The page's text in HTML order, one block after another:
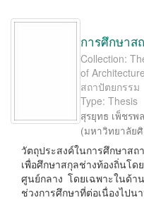
การศึกษาส
Collection:
of
สถาปัตยกรรม
Type: Thesis
สุรยุทธ เพ็ชรพ
(มหาวิทยาลัย
วัตถุประสงค์ในการศึกษาส
เพื่อศึกษาสกุลช่างท้องถิ่นโด
ศูนย์กลาง โดยเฉพาะในด้า
ช่วงการศึกษาที่ต่อเนื่องไปน